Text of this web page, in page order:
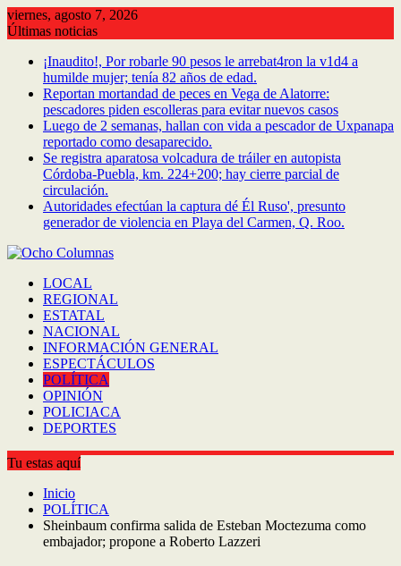
Saltar
al
viernes, agosto 7, 2026
Últimas noticias
¡Inaudito!, Por robarle 90 pesos le arrebat4ron la v1d4 a
humilde mujer; tenía 82 años de edad.
Reportan mortandad de peces en Vega de Alatorre:
pescadores piden escolleras para evitar nuevos casos
Luego de 2 semanas, hallan con vida a pescador de Uxpanapa
reportado como desaparecido.
Se registra aparatosa volcadura de tráiler en autopista
Córdoba-Puebla, km. 224+200; hay cierre parcial de
circulación.
Autoridades efectúan la captura dé Él Ruso', presunto
generador de violencia en Playa del Carmen, Q. Roo.
LOCAL
REGIONAL
ESTATAL
NACIONAL
INFORMACIÓN GENERAL
ESPECTÁCULOS
POLÍTICA
OPINIÓN
POLICIACA
DEPORTES
Tu estas aquí
Inicio
POLÍTICA
Sheinbaum confirma salida de Esteban Moctezuma como
embajador; propone a Roberto Lazzeri